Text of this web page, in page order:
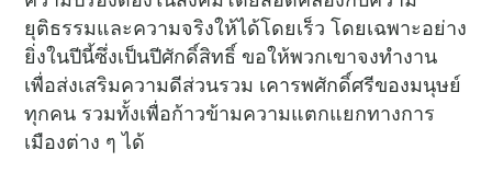
ยุติธรรมและความจริงให้ได้โดยเร็ว โดยเฉพาะอย่าง
ยิ่งในปีนี้ซึ่งเป็นปีศักดิ์สิทธิ์ ขอให้พวกเขาจงทำงาน
เพื่อส่งเสริมความดีส่วนรวม เคารพศักดิ์ศรีของมนุษย์
ทุกคน รวมทั้งเพื่อก้าวข้ามความแตกแยกทางการ
เมืองต่าง ๆ ได้